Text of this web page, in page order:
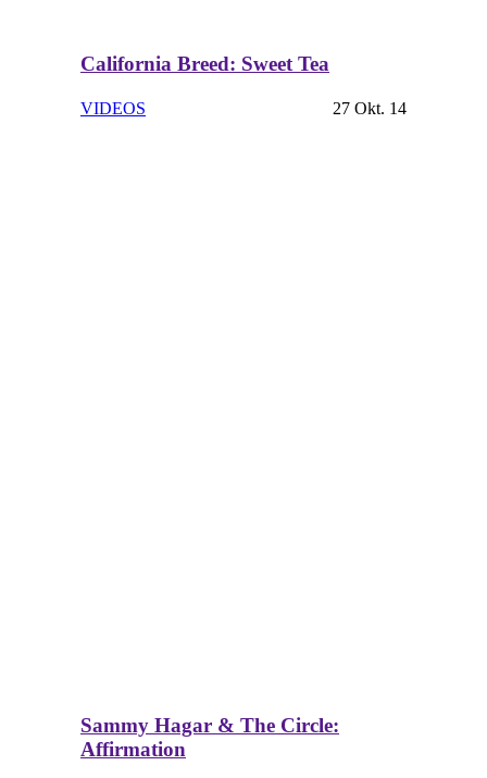
California Breed: Sweet Tea
VIDEOS 27 Okt. 14
Sammy Hagar & The Circle:
Affirmation